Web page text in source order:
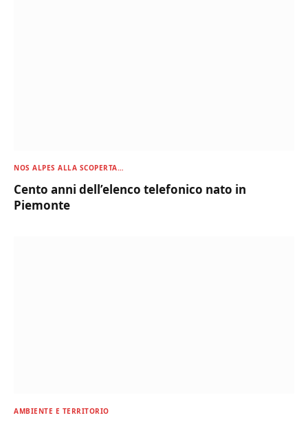
NOS ALPES ALLA SCOPERTA…
Cento anni dell’elenco telefonico nato in
Piemonte
AMBIENTE E TERRITORIO